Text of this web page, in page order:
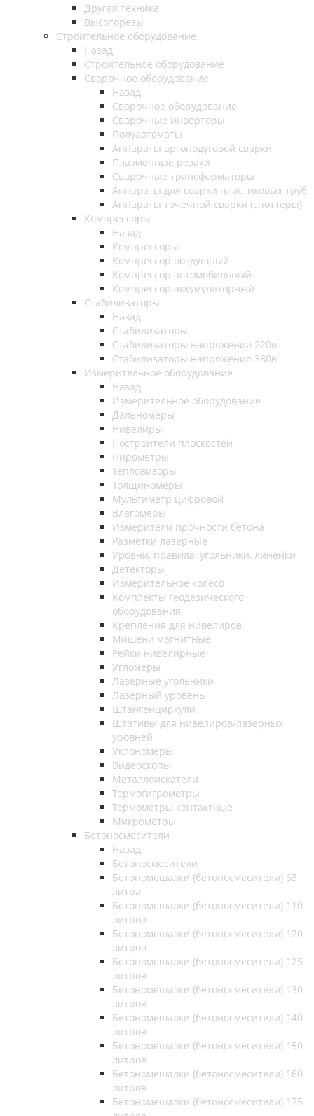
Другая техника
Высоторезы
Строительное оборудование
Назад
Строительное оборудование
Сварочное оборудование
Назад
Сварочное оборудование
Сварочные инверторы
Полуавтоматы
Аппараты аргонодуговой сварки
Плазменные резаки
Сварочные трансформаторы
Аппараты для сварки пластиковых труб
Аппараты точечной сварки (споттеры)
Компрессоры
Назад
Компрессоры
Компрессор воздушный
Компрессор автомобильный
Компрессор аккумуляторный
Стабилизаторы
Назад
Стабилизаторы
Стабилизаторы напряжения 220в
Стабилизаторы напряжения 380в
Измерительное оборудование
Назад
Измерительное оборудование
Дальномеры
Нивелиры
Построители плоскостей
Пирометры
Тепловизоры
Толщиномеры
Мультиметр цифровой
Влагомеры
Измерители прочности бетона
Разметки лазерные
Уровни, правила, угольники, линейки
Детекторы
Измерительное колесо
Комплекты геодезического
оборудования
Крепления для нивелиров
Мишени магнитные
Рейки нивелирные
Угломеры
Лазерные угольники
Лазерный уровень
Штангенциркули
Штативы для нивелиров/лазерных
уровней
Уклономеры
Видеоскопы
Металлоискатели
Термогигрометры
Термометры контактные
Микрометры
Бетоносмесители
Назад
Бетоносмесители
Бетономешалки (бетоносмесители) 63
литра
Бетономешалки (бетоносмесители) 110
литров
Бетономешалки (бетоносмесители) 120
литров
Бетономешалки (бетоносмесители) 125
литров
Бетономешалки (бетоносмесители) 130
литров
Бетономешалки (бетоносмесители) 140
литров
Бетономешалки (бетоносмесители) 150
литров
Бетономешалки (бетоносмесители) 160
литров
Бетономешалки (бетоносмесители) 175